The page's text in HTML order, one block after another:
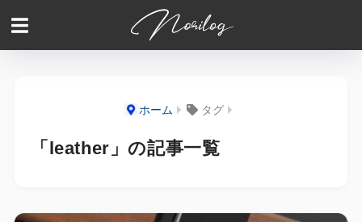
ホーム タグ
「leather」の記事一覧